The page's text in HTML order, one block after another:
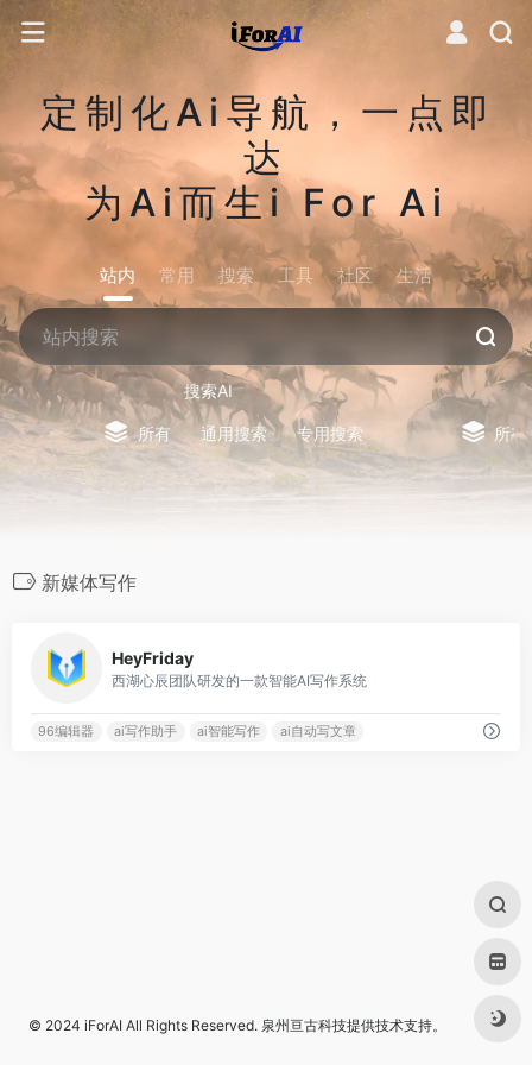
定制化Ai导航，一点即
达
为Ai而生i For Ai
站内 常用 搜索 工具 社区 生活
搜索AI
所有 通用搜索 专用搜索 所有
新媒体写作
HeyFriday
西湖心辰团队研发的一款智能AI写作系统
96编辑器 ai写作助手 ai智能写作 ai自动写文章
© 2024 iForAI All Rights Reserved. 泉州亘古科技提供技术支持。